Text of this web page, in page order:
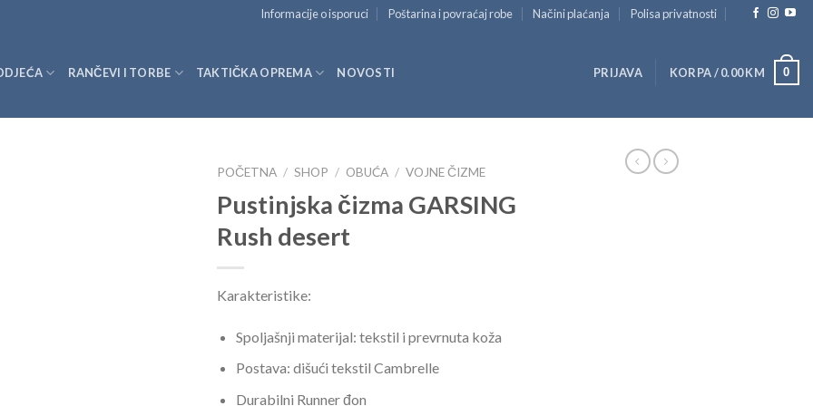
Informacije o isporuci Poštarina i povraćaj robe Načini plaćanja Polisa privatnosti
RANČEVI I TORBE TAKTIČKA OPREMA NOVOSTI PRIJAVA KORPA /0.00KM 0
POČETNA / SHOP / OBUĆA / VOJNE ČIZME
Pustinjska čizma GARSING
Rush desert
Karakteristike:
Spoljašnji materijal: tekstil i prevrnuta koža
Postava: dišući tekstil Cambrelle
Durabilni Runner đon